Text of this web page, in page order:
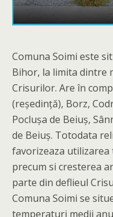
Comuna Soimi este
Bihor, la limita dintre
Crisurilor. Are în
(reședință), Borz,
Poclușa de Beiuș,
de Beiuș. Totodata
favorizeaza
precum si cresterea
parte din deflieul
Comuna Soimi se
temperaturi medii